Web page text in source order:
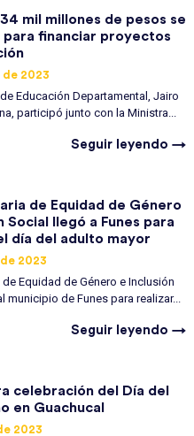
mil millones de pesos se
financiar proyectos
de 2023
Educación Departamental, Jairo
participó junto con la Ministra...
Seguir leyendo →
de Equidad de Género
Social llegó a Funes para
día del adulto mayor
2023
de Equidad de Género e Inclusión
municipio de Funes para realizar...
Seguir leyendo →
celebración del Día del
en Guachucal
2023